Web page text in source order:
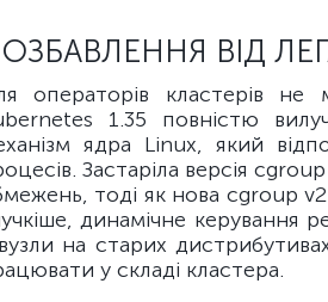
ВІД
операторів кластерів
1.35 повністю
ядра Linux, який
Застаріла версія
тоді як нова cgroup
динамічне керування
на старих
у складі кластера.